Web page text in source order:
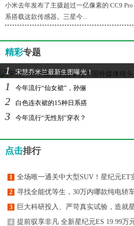
小米去年发布了主摄超过一亿像素的 CC9
系搭载这款传感器。三星今...
精彩专题
1 宋慧乔米兰最新生图曝光！
1 今年流行“仙女裙”，孙俪
2 白色连衣裙的15种日系搭
3 今年流行“无性别”穿衣？
点击排行
1 全场唯一通关中大型SUV！星纪元ET
2 寻找全能优等生，30万内哪款纯电轿
3 巨大科研投入、严苛真实试验，造就
4 提前驭享非凡 全新星纪元ES 19.99万